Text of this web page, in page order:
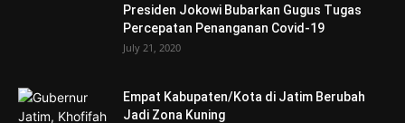
Presiden Jokowi Bubarkan Gugus Tugas
Percepatan Penanganan Covid-19
July 21, 2020
Empat Kabupaten/Kota di Jatim Berubah
Jadi Zona Kuning